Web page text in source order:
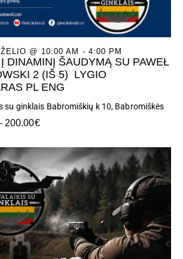
C
H
A
D
V
I
E
W
S
A
T
O
DINAMINĮ ŠAUDYMĄ SU PAWEŁ
2 (IŠ 5) LYGIO
PL ENG
@ 10:00 AM - 4:00 PM
su ginklais Babromiškių k 10, Babromiškės
200.00€